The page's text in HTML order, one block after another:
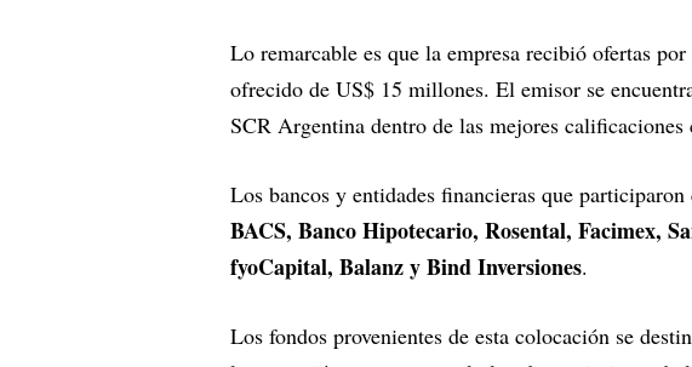
Lo remarcable es que la empresa recibió ofertas
ofrecido de US$ 15 millones. El emisor se
SCR Argentina dentro de las mejores
Los bancos y entidades financieras que
BACS, Banco Hipotecario, Rosental, Facimex,
fyoCapital, Balanz y Bind Inversiones.
Los fondos provenientes de esta colocación se